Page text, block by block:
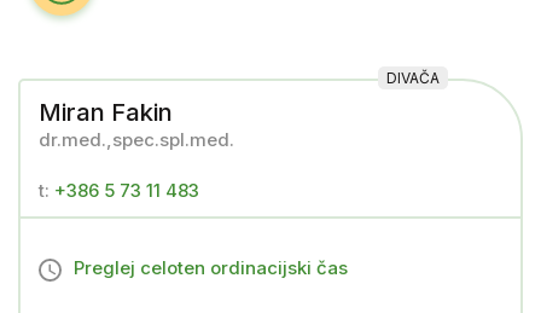
DIVAČA
Miran Fakin
dr.med.,spec.spl.med.
t: +386 5 73 11 483
Preglej celoten ordinacijski čas